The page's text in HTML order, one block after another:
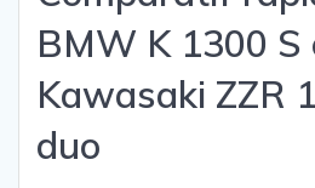
BMW K 1300 S
Kawasaki ZZR
duo